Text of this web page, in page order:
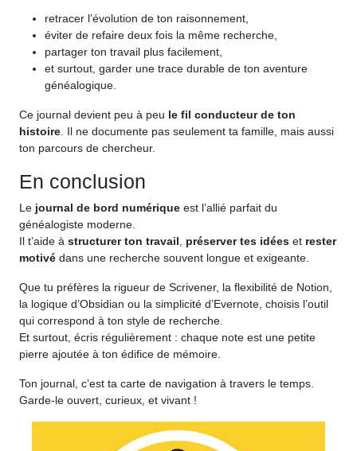
retracer l’évolution de ton raisonnement,
éviter de refaire deux fois la même recherche,
partager ton travail plus facilement,
et surtout, garder une trace durable de ton aventure
généalogique.
Ce journal devient peu à peu le fil conducteur de ton
histoire . Il ne documente pas seulement ta famille, mais aussi
ton parcours de chercheur.
En conclusion
Le journal de bord numérique est l’allié parfait du
généalogiste moderne.
Il t’aide à structurer ton travail préserver tes idées et rester
motivé dans une recherche souvent longue et exigeante.
Que tu préfères la rigueur de Scrivener, la flexibilité de Notion,
la logique d’Obsidian ou la simplicité d’Evernote, choisis l’outil
qui correspond à ton style de recherche.
Et surtout, écris régulièrement : chaque note est une petite
pierre ajoutée à ton édifice de mémoire.
Ton journal, c’est ta carte de navigation à travers le temps.
Garde-le ouvert, curieux, et vivant !